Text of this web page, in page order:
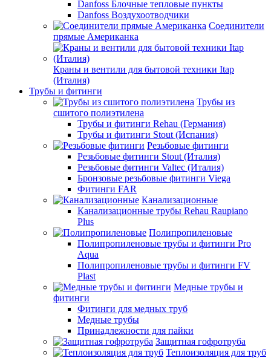
Danfoss Блочные тепловые пункты
Danfoss Воздухоотводчики
Соединители
прямые Американка
Краны и вентили для бытовой техники Itap
(Италия)
Трубы и фитинги
Трубы из
сшитого полиэтилена
Трубы и фитинги Rehau (Германия)
Трубы и фитинги Stout (Испания)
Резьбовые фитинги
Резьбовые фитинги Stout (Италия)
Резьбовые фитинги Valtec (Италия)
Бронзовые резьбовые фитинги Viega
Фитинги FAR
Канализационные
Канализационные трубы Rehau Raupiano
Plus
Полипропиленовые
Полипропиленовые трубы и фитинги Pro
Aqua
Полипропиленовые трубы и фитинги FV
Plast
Медные трубы и
фитинги
Фитинги для медных труб
Медные трубы
Принадлежности для пайки
Защитная гофротруба
Теплоизоляция для труб